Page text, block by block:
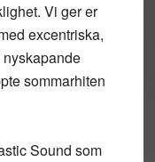
Vi ger er
excentriska,
sommarhiten
Sound som